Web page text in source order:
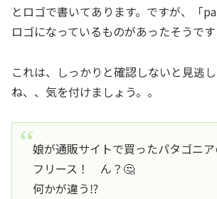
とロゴで書いてあります。ですが、「
ロゴになっているものがあったそうです
これは、しっかりと確認しないと見逃
ね、、気を付けましょう。。
娘が通販サイトで買ったパタゴニ
フリース！ ん？🤔
何かが違う⁉️